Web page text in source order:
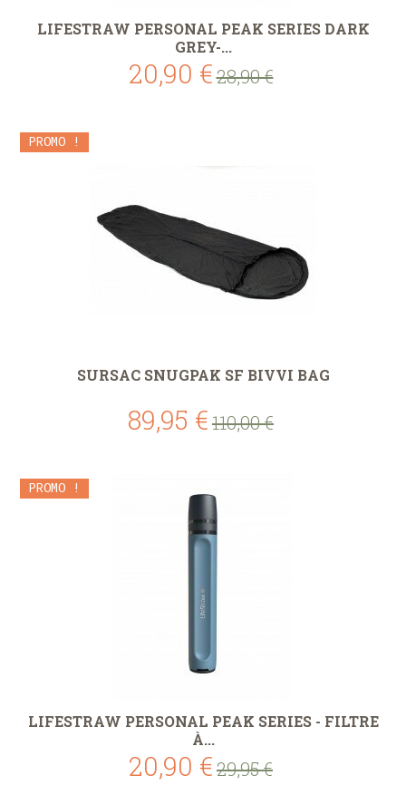
LIFESTRAW PERSONAL PEAK SERIES DARK
GREY-...
20,90 €28,90 €
PROMO !
SURSAC SNUGPAK SF BIVVI BAG
89,95 €110,00 €
PROMO !
LIFESTRAW PERSONAL PEAK SERIES - FILTRE
À...
20,90 €29,95 €